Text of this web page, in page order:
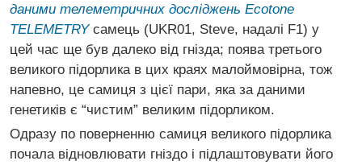
даними телеметричних досліджень Ecotone
TELEMETRYсамець (UKR01, Steve, надалі F1) у
цей час ще був далеко від гнізда; поява третього
великого підорлика в цих краях малоймовірна, тож
напевно, це самиця з цієї пари, яка за даними
генетиків є “чистим” великим підорликом.
Одразу по поверненню самиця великого підорлика
почала відновлювати гніздо і підлаштовувати його